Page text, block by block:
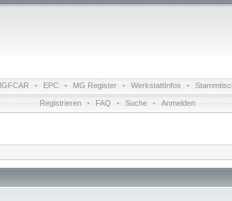
• EPC • MG Register • WerkstattInfos •
Registrieren • FAQ • Suche • Anmelden